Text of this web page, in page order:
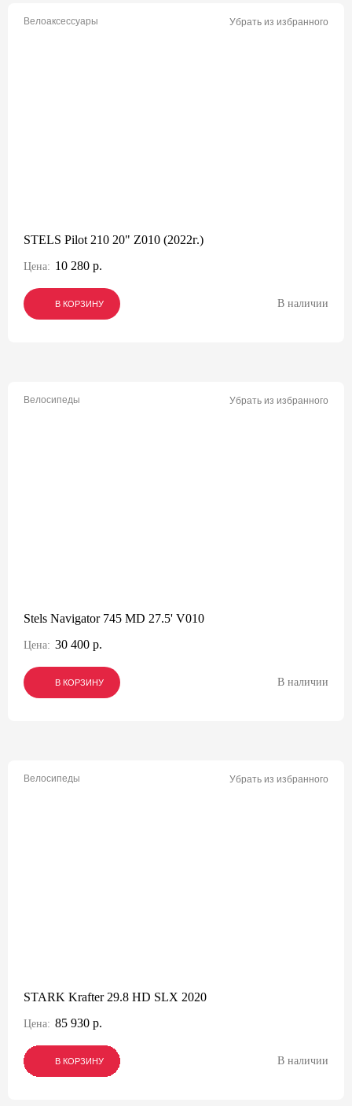
Велоаксессуары Убрать из избранного
STELS Pilot 210 20" Z010 (2022г.)
Цена: 10 280 р.
В КОРЗИНУ
В КОРЗИНУ
В КОРЗИНУ В наличии
Велосипеды Убрать из избранного
Stels Navigator 745 MD 27.5' V010
Цена: 30 400 р.
В КОРЗИНУ
В КОРЗИНУ
В КОРЗИНУ В наличии
Велосипеды Убрать из избранного
STARK Krafter 29.8 HD SLX 2020
Цена: 85 930 р.
В КОРЗИНУ
В КОРЗИНУ
В КОРЗИНУ В наличии